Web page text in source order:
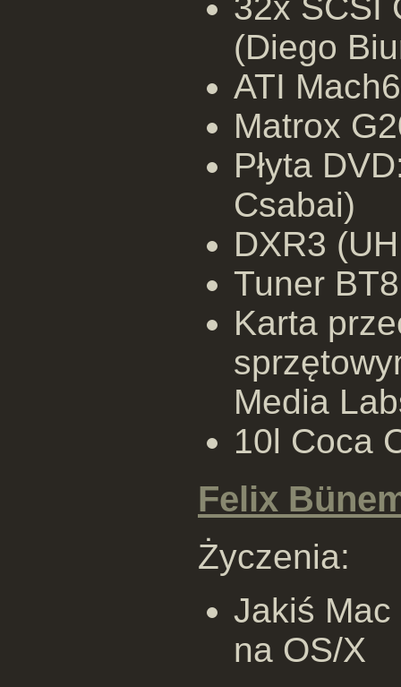
32x SCSI
(Diego
ATI
Matrox
Płyta
Csabai)
DXR3
Tuner
Karta
Media
10l Coca
Felix
Życzenia:
Jakiś
na OS/X